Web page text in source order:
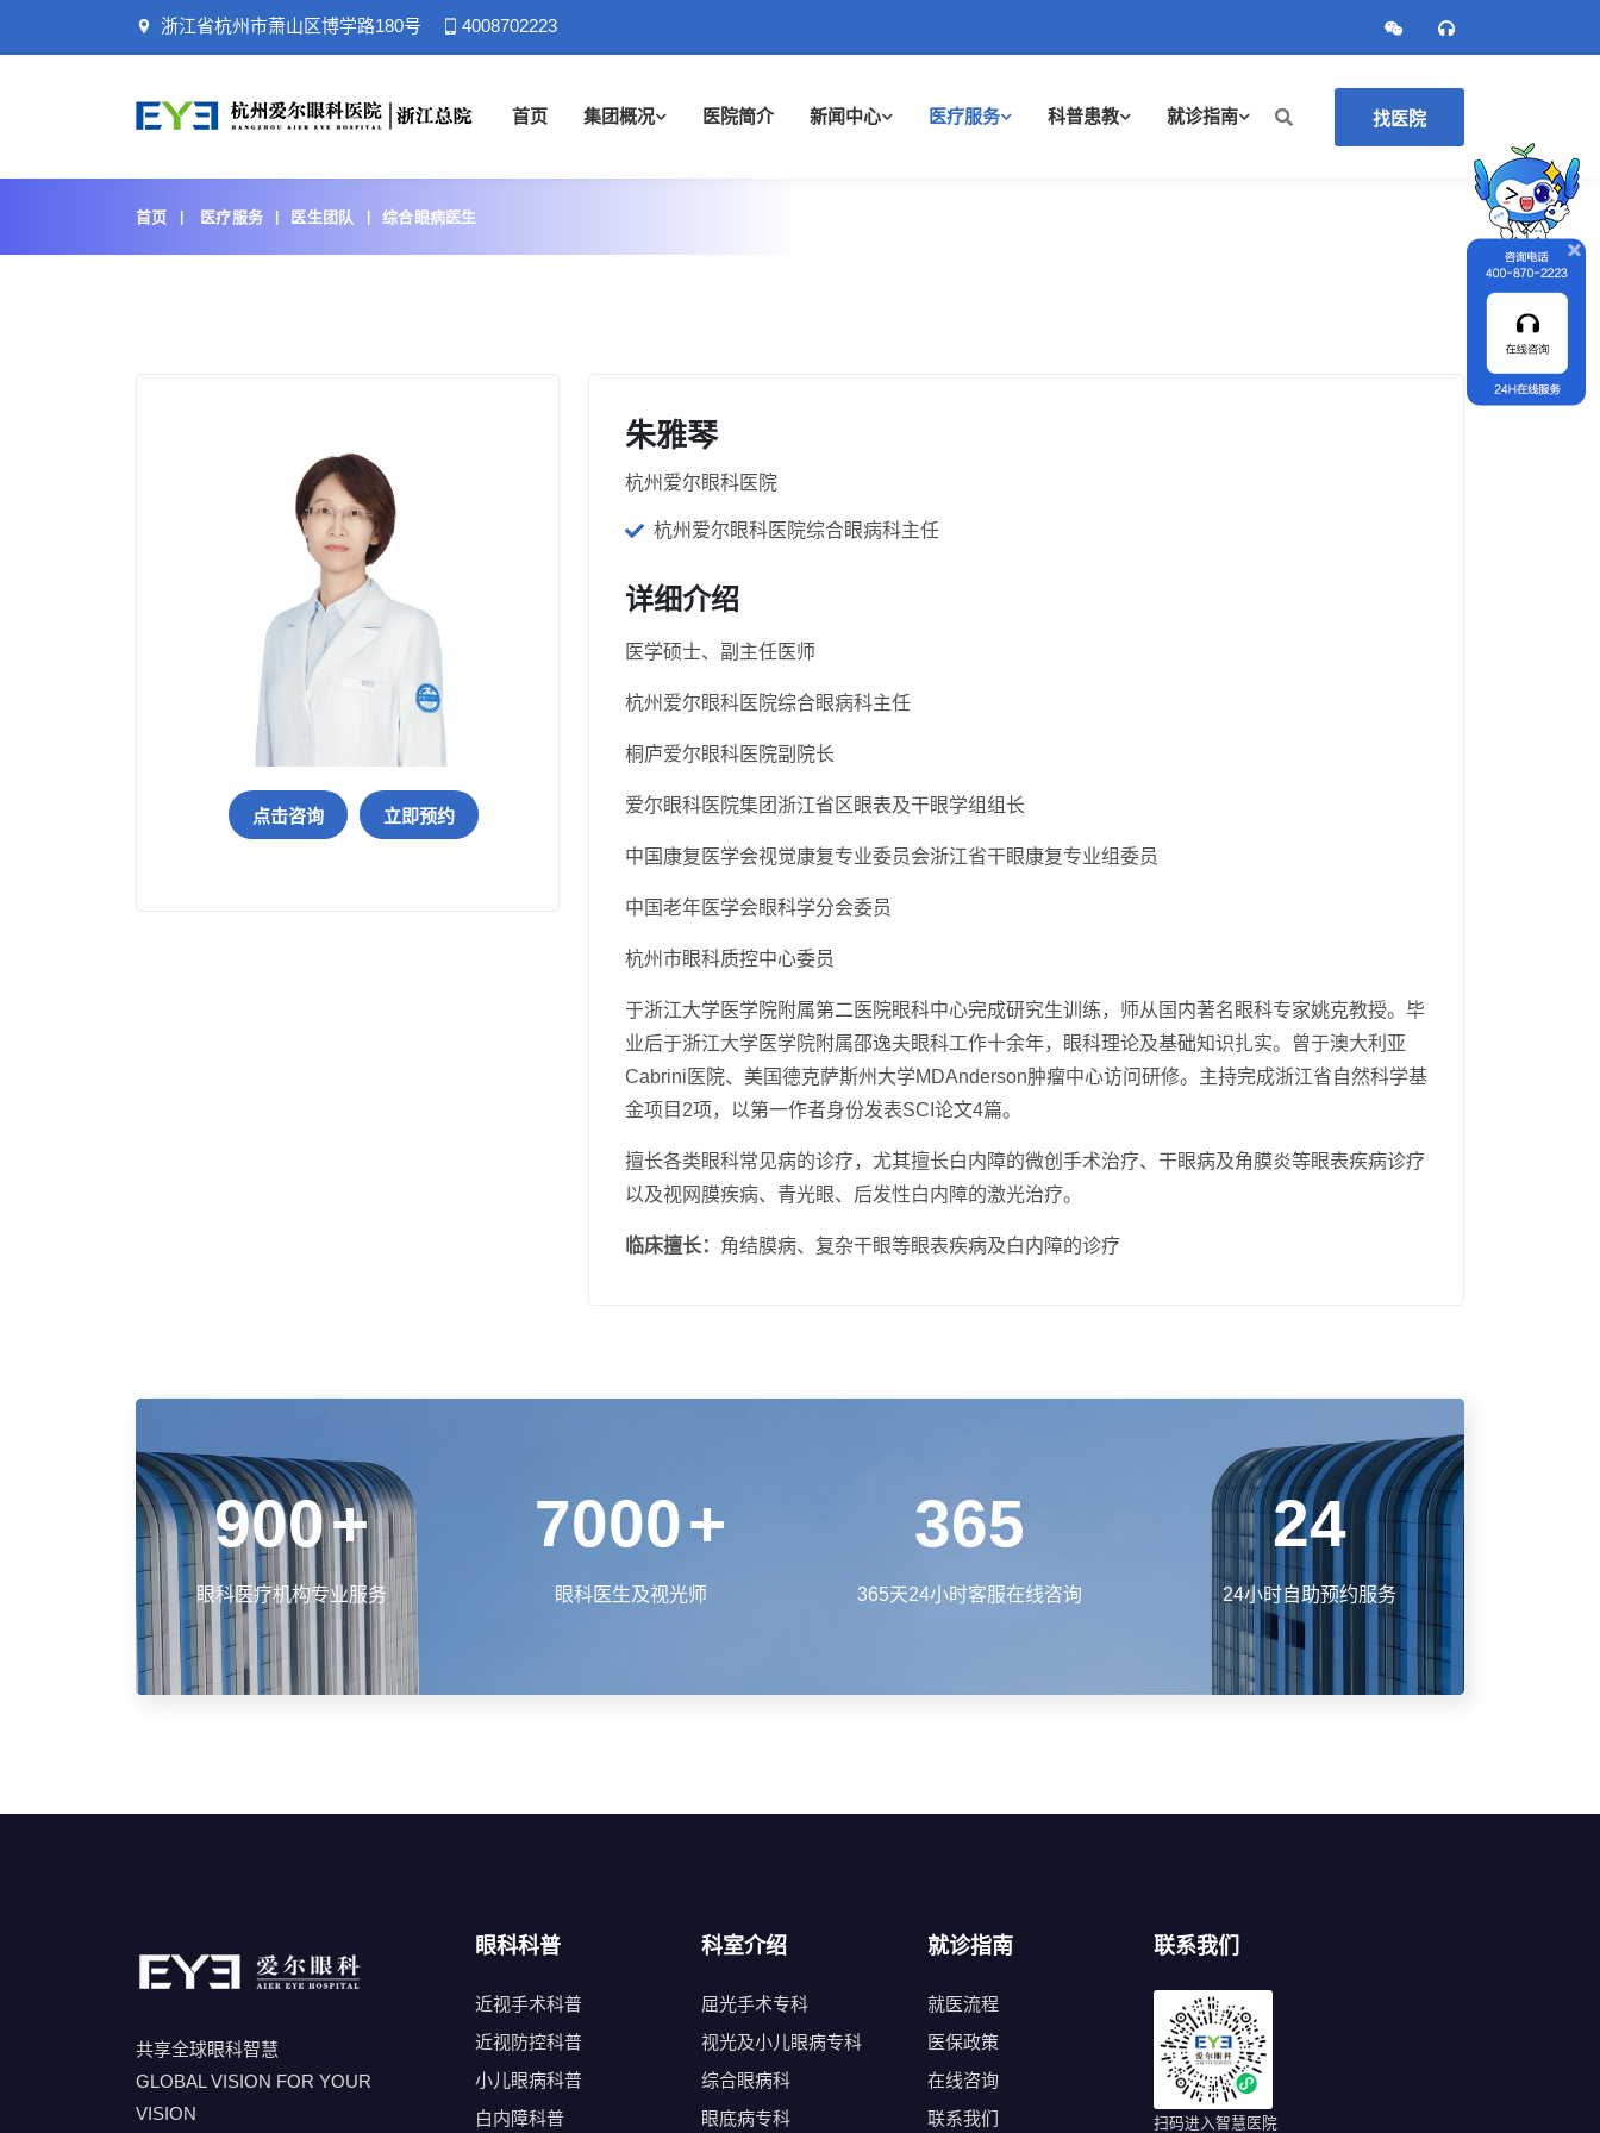
浙江省杭州市萧山区博学路180号 4008702223
首页 集团概况 医院简介 新闻中心 医疗服务 科普患教 就诊指南 找医院
首页 医疗服务 医生团队 综合眼病医生
点击咨询 立即预约
朱雅琴
杭州爱尔眼科医院
杭州爱尔眼科医院综合眼病科主任
详细介绍
医学硕士、副主任医师
杭州爱尔眼科医院综合眼病科主任
桐庐爱尔眼科医院副院长
爱尔眼科医院集团浙江省区眼表及干眼学组组长
中国康复医学会视觉康复专业委员会浙江省干眼康复专业组委员
中国老年医学会眼科学分会委员
杭州市眼科质控中心委员
于浙江大学医学院附属第二医院眼科中心完成研究生训练，师从国内著名眼科专家姚克教授。毕
业后于浙江大学医学院附属邵逸夫眼科工作十余年，眼科理论及基础知识扎实。曾于澳大利亚
Cabrini医院、美国德克萨斯州大学MDAnderson肿瘤中心访问研修。主持完成浙江省自然科学基
金项目2项，以第一作者身份发表SCI论文4篇。
擅长各类眼科常见病的诊疗，尤其擅长白内障的微创手术治疗、干眼病及角膜炎等眼表疾病诊疗
以及视网膜疾病、青光眼、后发性白内障的激光治疗。
临床擅长： 角结膜病、复杂干眼等眼表疾病及白内障的诊疗
900+
眼科医疗机构专业服务
7000+
眼科医生及视光师
365
365天24小时客服在线咨询
24
24小时自助预约服务
共享全球眼科智慧
GLOBAL VISION FOR YOUR
VISION
眼科科普
近视手术科普
近视防控科普
小儿眼病科普
白内障科普
科室介绍
屈光手术专科
视光及小儿眼病专科
综合眼病科
眼底病专科
就诊指南
就医流程
医保政策
在线咨询
联系我们
联系我们
扫码进入智慧医院